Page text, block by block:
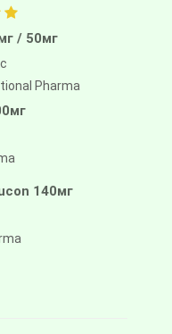
/ 50мг
Pharma
140мг